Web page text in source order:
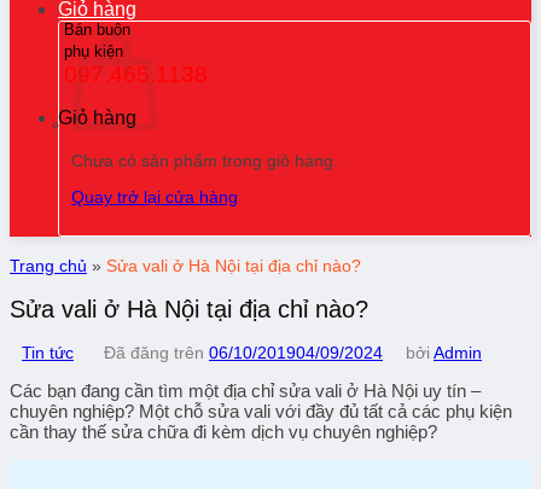
Bán buôn
phụ kiện
097.465.1138
Giỏ hàng
Giỏ hàng
Chưa có sản phẩm trong giỏ hàng.
Quay trở lại cửa hàng
Trang chủ » Sửa vali ở Hà Nội tại địa chỉ nào?
Sửa vali ở Hà Nội tại địa chỉ nào?
Tin tức Đã đăng trên 06/10/201904/09/2024 bởi Admin
Các bạn đang cần tìm một địa chỉsửa vali ở Hà Nội uy tín –
chuyên nghiệp? Một chỗ sửa vali với đầy đủ tất cả các phụ kiện
cần thay thế sửa chữa đi kèm dịch vụ chuyên nghiệp?